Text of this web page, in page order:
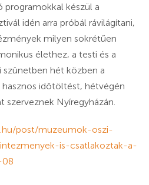
programokkal készül a
idén arra próbál rávilágítani,
milyen sokrétűen
élethez, a testi és a
hét közben a
időtöltést, hétvégén
szerveznek Nyíregyházán.
post/muzeumok-oszi-
is-csatlakoztak-a-